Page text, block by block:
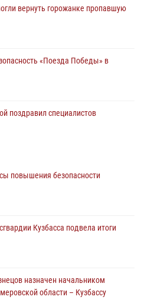
вернуть горожанке пропавшую
«Поезда Победы» в
поздравил специалистов
в силу новый федеральный закон о
виновника причинения
повредившего имущество
повышения безопасности
Кузбасса подвела итоги
назначен начальником
области – Кузбассу